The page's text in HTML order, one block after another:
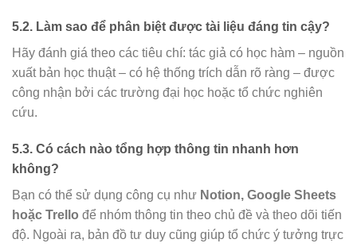
5.2. Làm sao để phân biệt được tài liệu đáng tin cậy?
Hãy đánh giá theo các tiêu chí: tác giả có học hàm – nguồn
xuất bản học thuật – có hệ thống trích dẫn rõ ràng – được
công nhận bởi các trường đại học hoặc tổ chức nghiên
cứu.
5.3. Có cách nào tổng hợp thông tin nhanh hơn
không?
Bạn có thể sử dụng công cụ như Notion, Google Sheets
hoặc Trello để nhóm thông tin theo chủ đề và theo dõi tiến
độ. Ngoài ra, bản đồ tư duy cũng giúp tổ chức ý tưởng trực